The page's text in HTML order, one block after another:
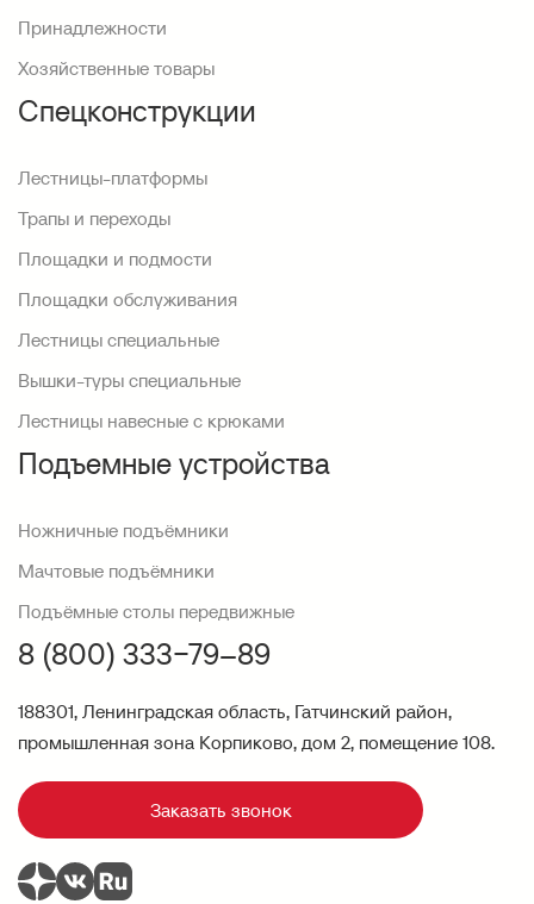
Принадлежности
Хозяйственные товары
Спецконструкции
Лестницы-платформы
Трапы и переходы
Площадки и подмости
Площадки обслуживания
Лестницы специальные
Вышки-туры специальные
Лестницы навесные с крюками
Подъемные устройства
Ножничные подъёмники
Мачтовые подъёмники
Подъёмные столы передвижные
8 (800) 333−79–89
188301, Ленинградская область, Гатчинский район,
промышленная зона Корпиково, дом 2, помещение 108.
Заказать звонок